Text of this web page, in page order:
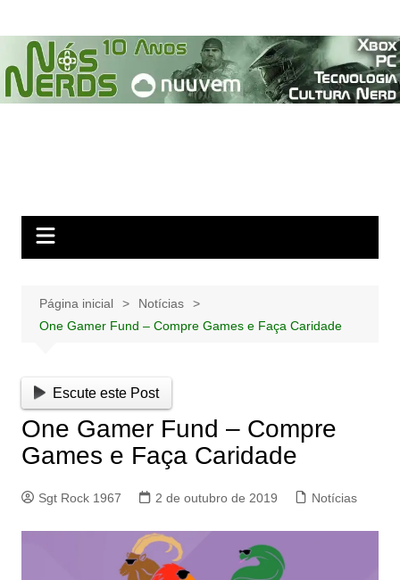
para
conteúdo
Página inicial
Notícias
One Gamer Fund – Compre Games e Faça Caridade
Escute este Post
One Gamer Fund – Compre
Games e Faça Caridade
Sgt Rock 1967 2 de outubro de 2019 Notícias